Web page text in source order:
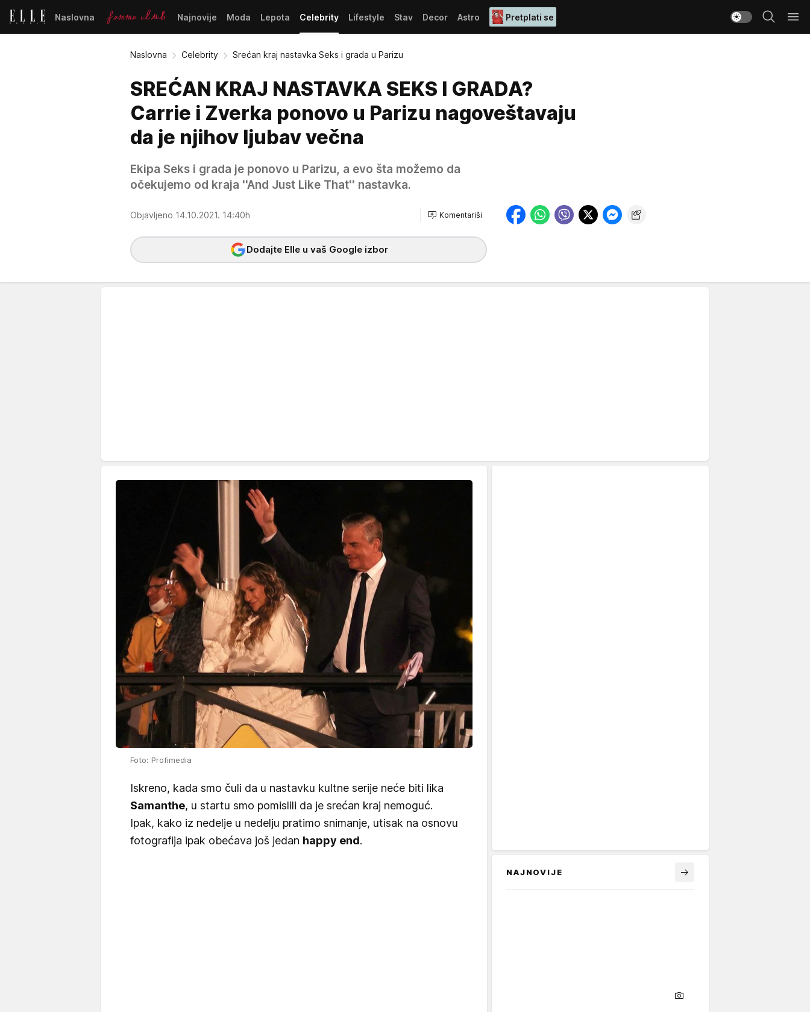
Naslovna Najnovije Moda Lepota Celebrity Lifestyle Stav Decor Astro Pretplati se
Naslovna Celebrity Srećan kraj nastavka Seks i grada u Parizu
SREĆAN KRAJ NASTAVKA SEKS I GRADA?
Carrie i Zverka ponovo u Parizu nagoveštavaju
da je njihov ljubav večna
Ekipa Seks i grada je ponovo u Parizu, a evo šta možemo da
očekujemo od kraja ''And Just Like That'' nastavka.
Objavljeno 14.10.2021. 14:40h Komentariši
Dodajte Elle u vaš Google izbor
Foto: Profimedia
Iskreno, kada smo čuli da u nastavku kultne serije neće biti lika
Samanthe, u startu smo pomislili da je srećan kraj nemoguć.
Ipak, kako iz nedelje u nedelju pratimo snimanje, utisak na osnovu
fotografija ipak obećava još jedan happy end.
NAJNOVIJE